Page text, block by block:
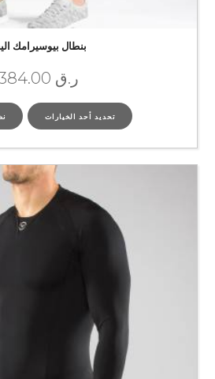
بنطال بيوسيرامك
ر.ق
تحديد أحد الخيارات